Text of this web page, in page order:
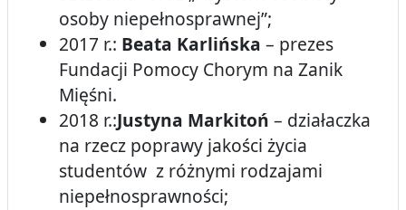
osoby niepełnosprawnej”;
2017 r.: Beata Karlińska – prezes
Fundacji Pomocy Chorym na Zanik
Mięśni.
2018 r.:Justyna Markitoń – działaczka
na rzecz poprawy jakości życia
studentów z różnymi rodzajami
niepełnosprawności;